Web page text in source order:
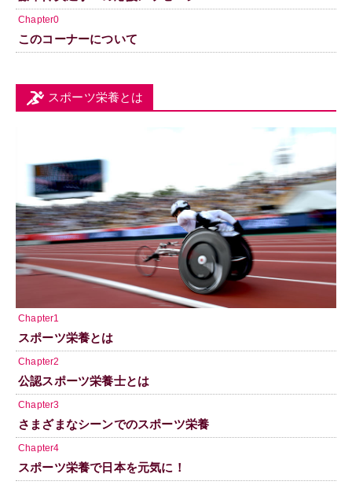
Chapter0
このコーナーについて
スポーツ栄養とは
Chapter1
スポーツ栄養とは
Chapter2
公認スポーツ栄養士とは
Chapter3
さまざまなシーンでのスポーツ栄養
Chapter4
スポーツ栄養で日本を元気に！